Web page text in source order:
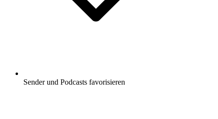
Sender und Podcasts favorisieren